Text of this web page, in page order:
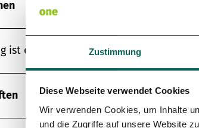
Zustimmung
Diese Webseite verwendet Cookies
Wir verwenden Cookies, um Inhalte
und die Zugriffe auf unsere Website
ist durchgängig mit dem roten "Wilde